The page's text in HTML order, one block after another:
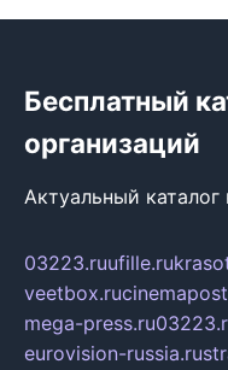
Бесплатный
организаций
Актуальный
03223.ruufille.ru
veetbox.ru
mega-press.ru
eurovision-russia.ru